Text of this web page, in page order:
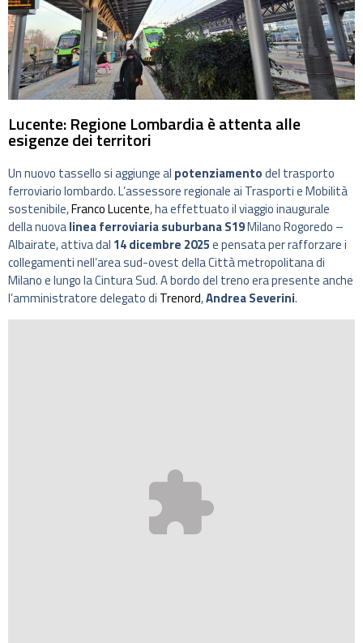
Lucente: Regione Lombardia è attenta alle
esigenze dei territori
Un nuovo tassello si aggiunge al potenziamentodel trasporto
ferroviario lombardo. L’assessore regionale ai Trasporti e Mobilità
sostenibile,Franco Lucente, ha effettuato il viaggio inaugurale
della nuovalinea ferroviaria suburbana S19Milano Rogoredo –
Albairate, attiva dal 14 dicembre 2025e pensata per rafforzare i
collegamenti nell’area sud-ovest della Città metropolitana di
Milano e lungo la Cintura Sud. A bordo del treno era presente anche
l’amministratore delegato di Trenord,Andrea Severini.